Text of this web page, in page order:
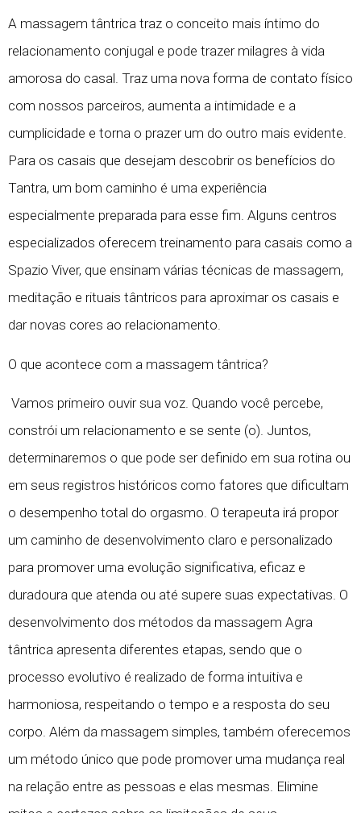
A massagem tântrica traz o conceito mais íntimo do
relacionamento conjugal e pode trazer milagres à vida
amorosa do casal. Traz uma nova forma de contato físico
com nossos parceiros, aumenta a intimidade e a
cumplicidade e torna o prazer um do outro mais evidente.
Para os casais que desejam descobrir os benefícios do
Tantra, um bom caminho é uma experiência
especialmente preparada para esse fim. Alguns centros
especializados oferecem treinamento para casais como a
Spazio Viver, que ensinam várias técnicas de massagem,
meditação e rituais tântricos para aproximar os casais e
dar novas cores ao relacionamento.
O que acontece com a massagem tântrica?
Vamos primeiro ouvir sua voz. Quando você percebe,
constrói um relacionamento e se sente (o). Juntos,
determinaremos o que pode ser definido em sua rotina ou
em seus registros históricos como fatores que dificultam
o desempenho total do orgasmo. O terapeuta irá propor
um caminho de desenvolvimento claro e personalizado
para promover uma evolução significativa, eficaz e
duradoura que atenda ou até supere suas expectativas. O
desenvolvimento dos métodos da massagem Agra
tântrica apresenta diferentes etapas, sendo que o
processo evolutivo é realizado de forma intuitiva e
harmoniosa, respeitando o tempo e a resposta do seu
corpo. Além da massagem simples, também oferecemos
um método único que pode promover uma mudança real
na relação entre as pessoas e elas mesmas. Elimine